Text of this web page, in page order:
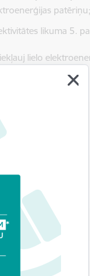
patēriņu;
likuma 5.
lielo